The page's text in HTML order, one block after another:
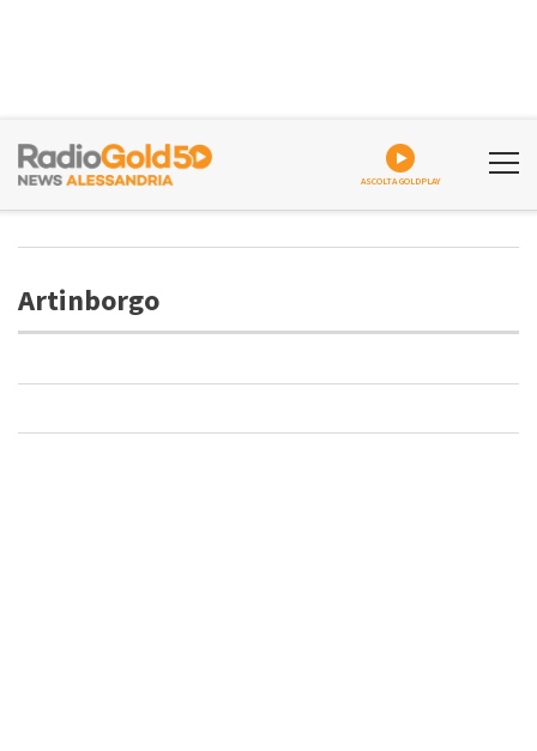
ASCOLTA GOLDPLAY
Artinborgo